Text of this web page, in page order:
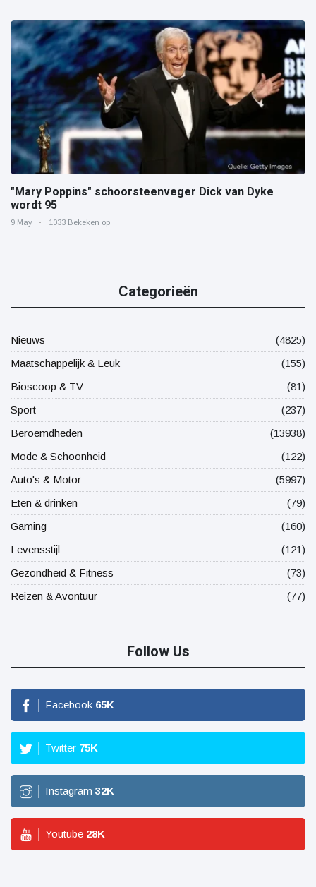
"Mary Poppins" schoorsteenveger Dick van Dyke
wordt 95
9 May 1033 Bekeken op
Categorieën
Nieuws
(4825)
Maatschappelijk & Leuk
(155)
Bioscoop & TV
(81)
Sport
(237)
Beroemdheden
(13938)
Mode & Schoonheid
(122)
Auto's & Motor
(5997)
Eten & drinken
(79)
Gaming
(160)
Levensstijl
(121)
Gezondheid & Fitness
(73)
Reizen & Avontuur
(77)
Follow Us
Facebook 65K
Twitter 75K
Instagram 32K
Youtube 28K